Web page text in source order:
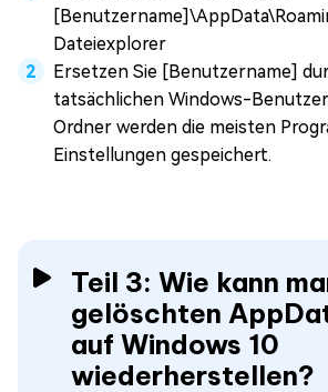
Dateiexplorer
Ersetzen Sie [Benutzername]
tatsächlichen Windows-
Ordner werden die meisten
Einstellungen gespeichert.
Teil 3: Wie kann
gelöschten
auf Windows 10
wiederherstellen?